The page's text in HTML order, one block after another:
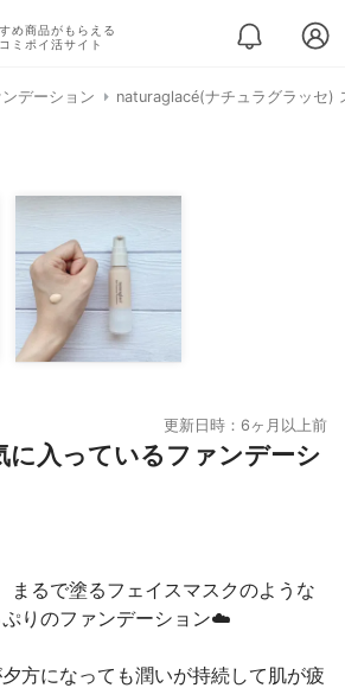
め商品がもらえる
ミポイ活サイト
デーション naturaglacé(ナチュラグラッセ)
更新日時：6ヶ月以上前
に入っているファンデーシ
まるで塗るフェイスマスクのような
りのファンデーション☁️
方になっても潤いが持続して肌が疲